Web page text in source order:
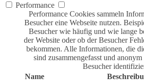
Performance
Performance Cookies sammeln
Besucher eine Webseite nutzen.
Besucher wie häufig und wie lange
der Website oder ob der Besucher
bekommen. Alle Informationen, die
sind zusammengefasst und
Besucher
Name